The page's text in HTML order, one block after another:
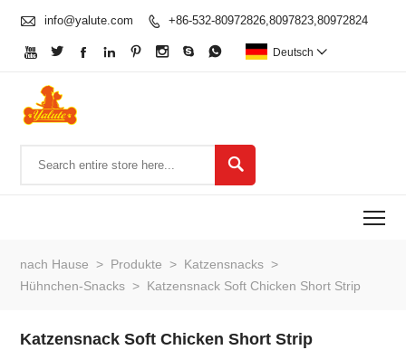
 info@yalute.com  +86-532-80972826,8097823,80972824
        Deutsch 

nach Hause > Produkte > Katzensnacks >
Hühnchen-Snacks > Katzensnack Soft Chicken Short Strip
Katzensnack Soft Chicken Short Strip